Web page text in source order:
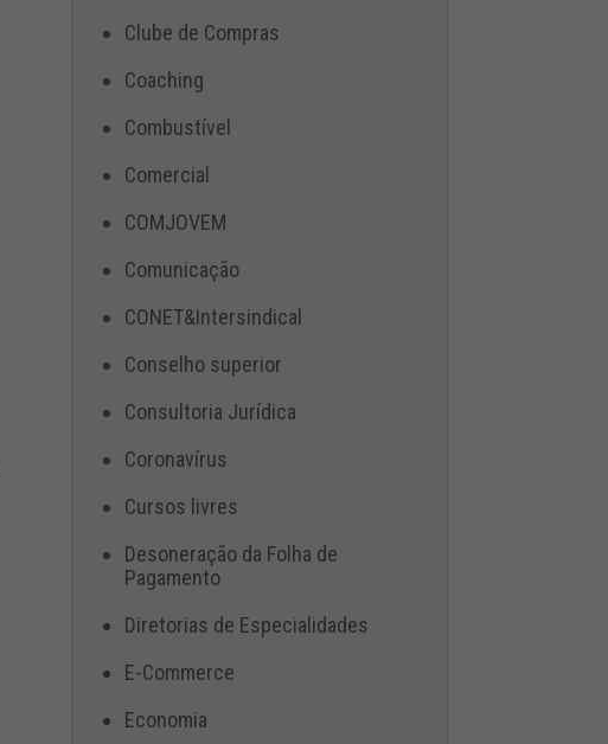
Clube de Compras
Coaching
Combustível
Comercial
COMJOVEM
Comunicação
CONET&Intersindical
Conselho superior
Consultoria Jurídica
Coronavírus
Cursos livres
Desoneração da Folha de
Pagamento
Diretorias de Especialidades
E-Commerce
Economia